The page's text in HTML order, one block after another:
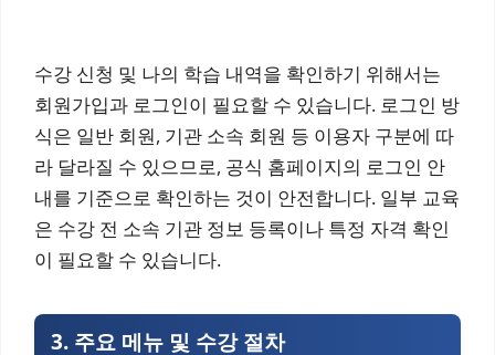
수강 신청 및 나의 학습 내역을 확인하기 위해서는
회원가입과 로그인이 필요할 수 있습니다. 로그인 방
식은 일반 회원, 기관 소속 회원 등 이용자 구분에 따
라 달라질 수 있으므로, 공식 홈페이지의 로그인 안
내를 기준으로 확인하는 것이 안전합니다. 일부 교육
은 수강 전 소속 기관 정보 등록이나 특정 자격 확인
이 필요할 수 있습니다.
3. 주요 메뉴 및 수강 절차